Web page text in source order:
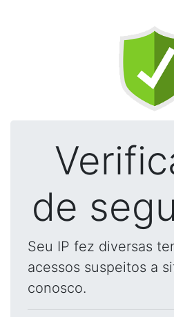
de
Seu IP fez diversas
acessos suspeitos a
conosco.